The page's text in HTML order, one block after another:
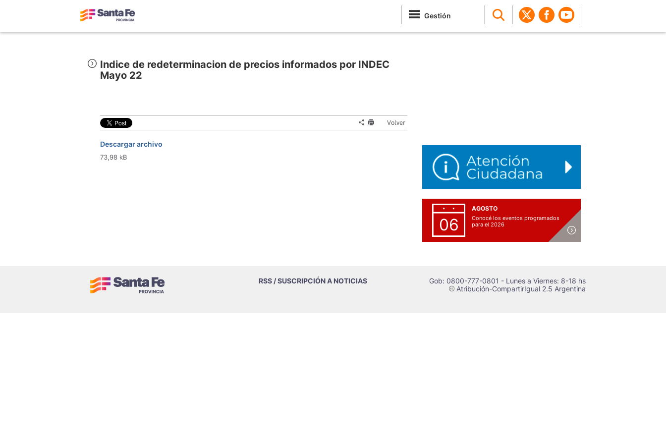
Gestión
Indice de redeterminacion de precios informados por INDEC
Mayo 22
Volver
Descargar archivo
73,98 kB
06
AGOSTO
Conocé los eventos programados
para el 2026
RSS / SUSCRIPCIÓN A NOTICIAS Gob: 0800-777-0801 - Lunes a Viernes: 8-18 hs
cAtribución-CompartirIgual 2.5 Argentina